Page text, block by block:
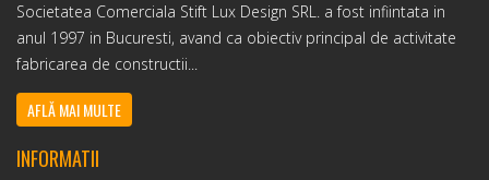
Societatea Comerciala Stift Lux Design SRL. a fost infiintata in
anul 1997 in Bucuresti, avand ca obiectiv principal de activitate
fabricarea de constructii...
AFLĂ MAI MULTE
INFORMATII